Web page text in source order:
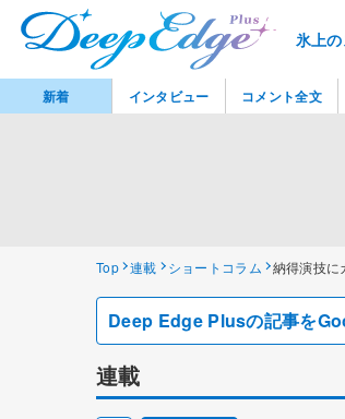
氷上
Top 連載 ショートコラム 納得演技
Deep Edge Plusの記事を
連載
新着 インタビュー コメント全文